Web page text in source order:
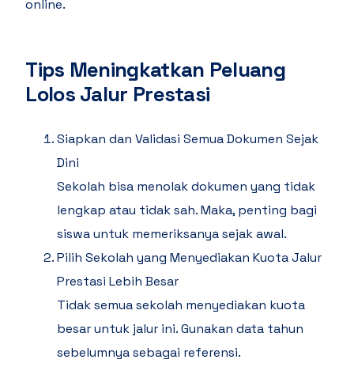
online.
Tips Meningkatkan Peluang
Lolos Jalur Prestasi
Siapkan dan Validasi Semua Dokumen Sejak
Dini
Sekolah bisa menolak dokumen yang tidak
lengkap atau tidak sah. Maka, penting bagi
siswa untuk memeriksanya sejak awal.
Pilih Sekolah yang Menyediakan Kuota Jalur
Prestasi Lebih Besar
Tidak semua sekolah menyediakan kuota
besar untuk jalur ini. Gunakan data tahun
sebelumnya sebagai referensi.